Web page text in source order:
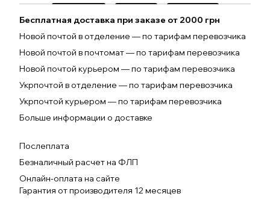
Бесплатная доставка при заказе от 2000 грн
Новой почтой в отделение — по тарифам перевозчика
Новой почтой в почтомат — по тарифам перевозчика
Новой почтой курьером — по тарифам перевозчика
Укрпочтой в отделение — по тарифам перевозчика
Укрпочтой курьером — по тарифам перевозчика
Больше информации о доставке
Послеплата
Безналичный расчет на ФЛП
Онлайн-оплата на сайте
Гарантия от производителя 12 месяцев